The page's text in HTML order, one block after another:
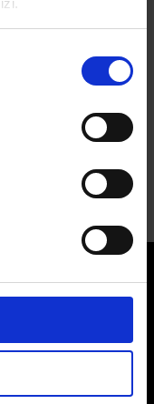
|
Patrizio